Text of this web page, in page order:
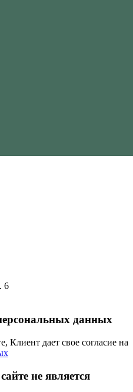
6
данных
Клиент дает свое согласие на
не является